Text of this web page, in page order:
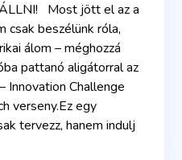
Most jött el az a
csak beszélünk róla,
álom – méghozzá
pattanó aligátorral az
Innovation Challenge
verseny.Ez egy
tervezz, hanem indulj